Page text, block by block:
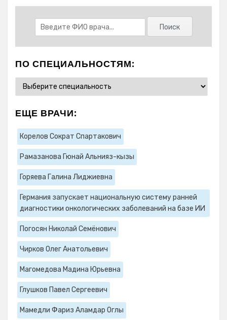
ПО СПЕЦИАЛЬНОСТЯМ:
ЕЩЕ ВРАЧИ:
Корелов Сократ Спартакович
Рамазанова Гюнай Альнияз-кызы
Горяева Галина Лиджиевна
Германия запускает национальную систему ранней
диагностики онкологических заболеваний на базе ИИ
Погосян Николай Семёнович
Чирков Олег Анатольевич
Магомедова Мадина Юрьевна
Глушков Павел Сергеевич
Мамедли Фариз Аламдар Оглы